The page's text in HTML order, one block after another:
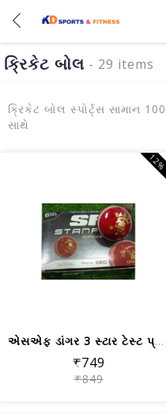
ક્રિકેટ બોલ - 29 items
ક્રિકેટ બોલ સ્પોર્ટ્સ સામાન
સાથે
એસએફ ડાંગર 3 સ્ટાર ટેસ્ટ પ્રેક્ટિસ ક્...
₹749
₹849